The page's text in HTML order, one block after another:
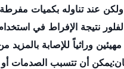
عند تناوله بكميات
نتيجة الإفراط في استخدام
وراثياً للإصابة بالمزيد
يمكن أن تتسبب الصدمات